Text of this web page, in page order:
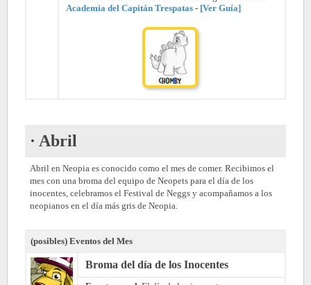
Academia del Capitán Trespatas - [Ver Guía]
· Abril
Abril en Neopia es conocido como el mes de comer. Recibimos el
mes con una broma del equipo de Neopets para el día de los
inocentes, celebramos el Festival de Neggs y acompañamos a los
neopianos en el día más gris de Neopia.
(posibles) Eventos del Mes
Broma del día de los Inocentes